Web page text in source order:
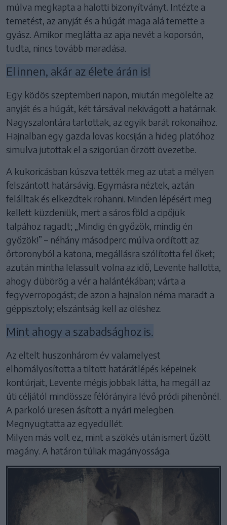
múlva megkapta a halotti bizonyítványt. Intézte a
temetést, az anyját és a húgát maga alá temette a
gyász. Amikor meglátta az apja nevét a koporsón,
tudta, nincs tovább maradása.
El innen, akár az élete árán is!
Egy ködös szeptemberi napon, miután megölelte az
anyját és a húgát, két társával nekivágott a határnak.
Nagyszalontára tartottak, az egyik barát rokonaihoz.
Hajnalban egy gazda lovas kocsiján a hideg platóhoz
simulva jutottak el a szigorúan őrzött övezetbe.
A kukoricásban kúszva tették meg az utat a mélyen
felszántott határsávig. Egymásra néztek, aztán
felálltak és elkezdtek rohanni. Minden lépésért meg
kellett küzdeniük, mert a sáros föld a cipőjük
talpához ragadt; „Mindig én győzök, mindig én
győzök!” – néhány másodperc múlva ordított az
őrtoronyból a katona, megállásra szólította fel őket;
azután mintha lelassult volna az idő, Levente hallotta,
ahogy dübörög a vér a halántékában; várta a
fegyverropogást; de azon a hajnalon néma maradt a
géppisztoly; elszántság kell az öléshez.
Mint ahogy a szabadsághoz is.
Az eltelt huszonhárom év valamelyest
elhomályosította a tiltott határátlépés képeinek
kontúrjait, Levente mégis jobbak látta, ha megáll az
úti céljától mindössze félórányira lévő pródi pihenőnél.
A parkoló üresen ásított a nyári melegben.
Megnyugtatta az egyedüllét.
Milyen más volt ez, mint a szökés után ismert űzött
magány. A határon túliak magányossága.